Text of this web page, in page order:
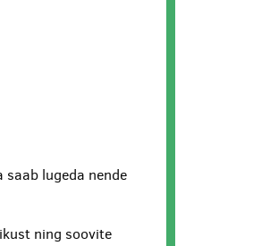
lugeda nende
ning soovite